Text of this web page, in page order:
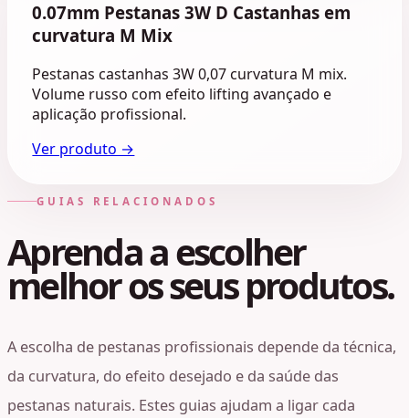
0.07mm Pestanas 3W D Castanhas em
curvatura M Mix
Pestanas castanhas 3W 0,07 curvatura M mix.
Volume russo com efeito lifting avançado e
aplicação profissional.
Ver produto →
GUIAS RELACIONADOS
Aprenda a escolher
melhor os seus produtos.
A escolha de pestanas profissionais depende da técnica,
da curvatura, do efeito desejado e da saúde das
pestanas naturais. Estes guias ajudam a ligar cada